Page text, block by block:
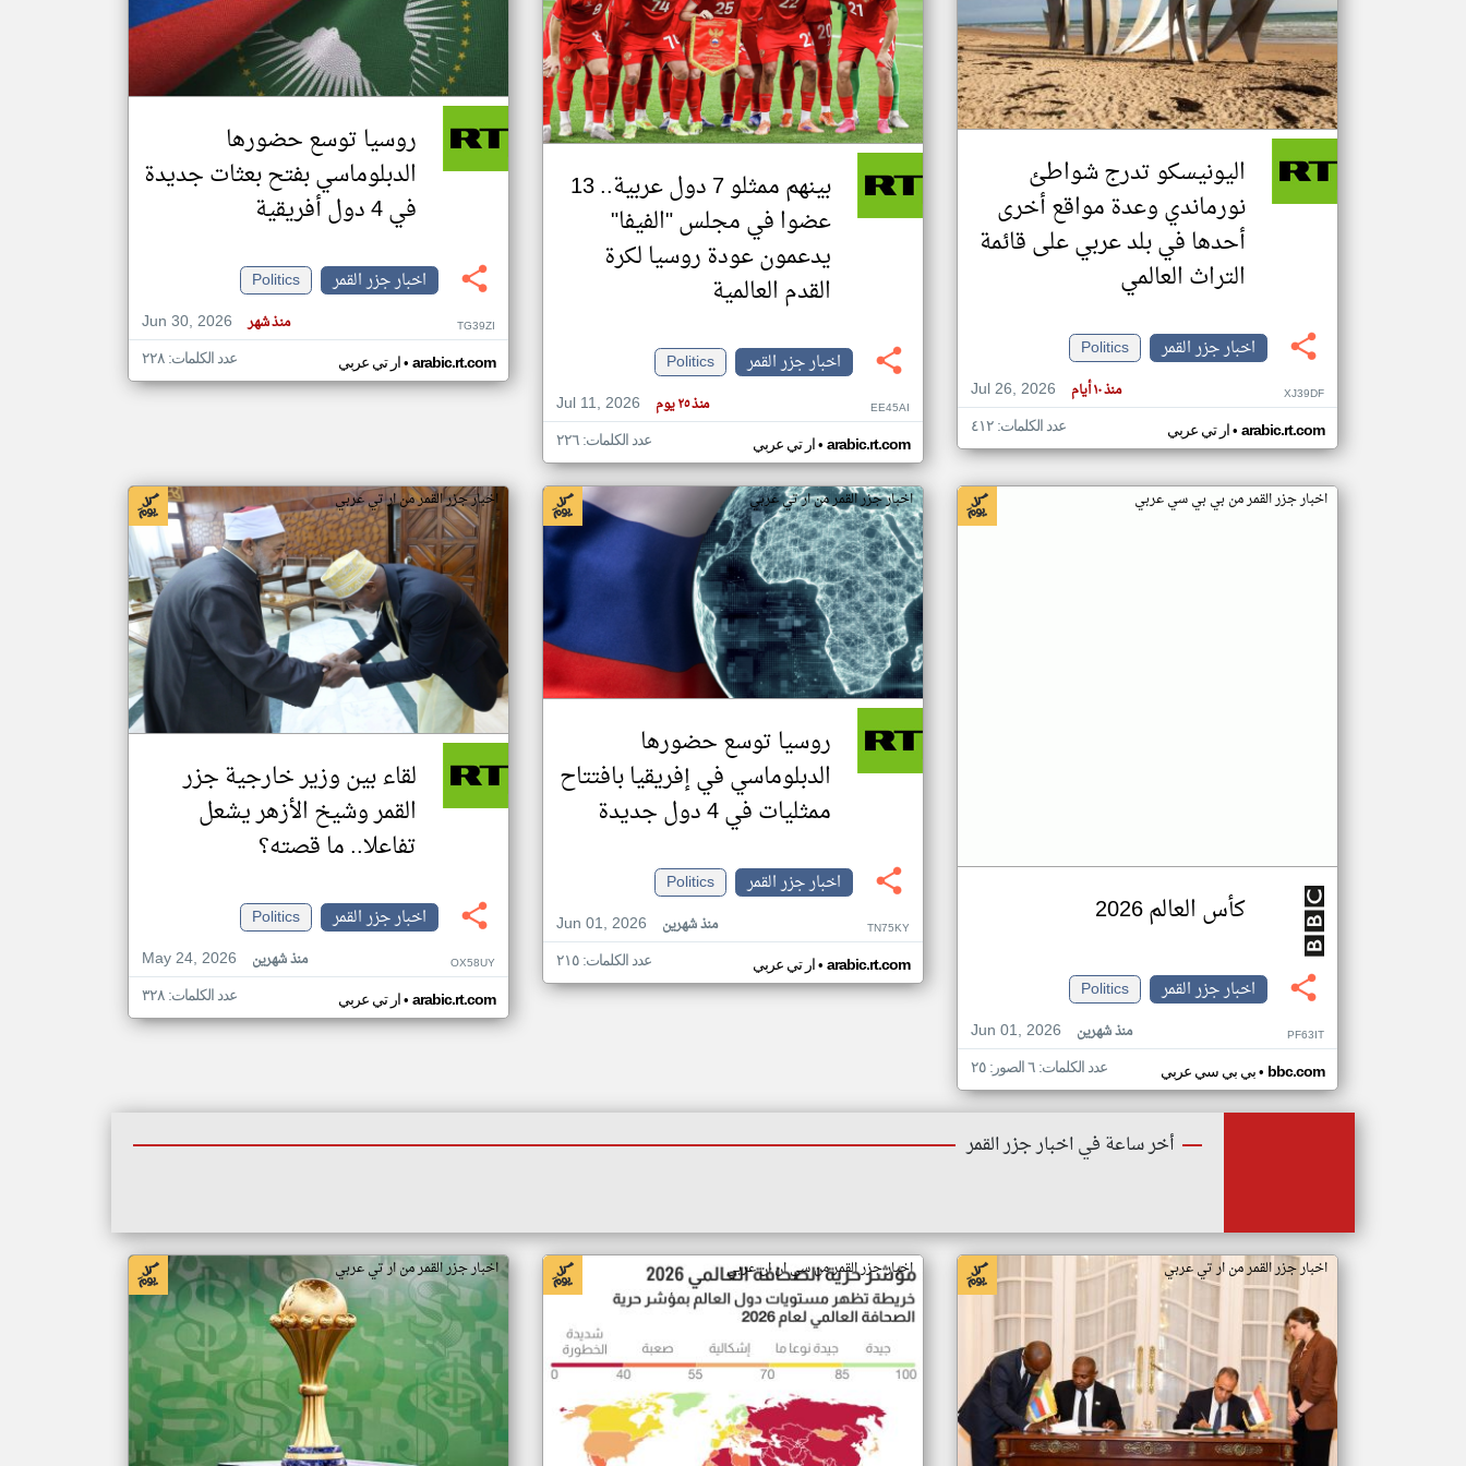
تغيير الدولة
اخبار جزر القمر على مدار الساعة
أهم اخبار جزر القمر العاجلة والمباشرة
اليونيسكو تدرج شواطئ
نورماندي وعدة مواقع أخرى
أحدها في بلد عربي على قائمة
التراث العالمي
اخبار جزر القمر
Politics
Jul 26, 2026
منذ ١٠ أيام XJ39DF
ار تي عربي• arabic.rt.com عدد الكلمات: ٤١٢
بينهم ممثلو 7 دول عربية.. 13
عضوا في مجلس "الفيفا"
يدعمون عودة روسيا لكرة
القدم العالمية
اخبار جزر القمر
Politics
Jul 11, 2026
منذ ٢٥ يوم EE45AI
ار تي عربي• arabic.rt.com عدد الكلمات: ٢٢٦
روسيا توسع حضورها
الدبلوماسي بفتح بعثات جديدة
في 4 دول أفريقية
اخبار جزر القمر
Politics
Jun 30, 2026
منذ شهر TG39ZI
ار تي عربي• arabic.rt.com عدد الكلمات: ٢٢٨
اخبار جزر القمر من بي بي سي عربي
كأس العالم 2026
اخبار جزر القمر
Politics
Jun 01, 2026
منذ شهرين PF63IT
بي بي سي عربي• bbc.com عدد الكلمات: ٦ الصور: ٢٥
اخبار جزر القمر من ار تي عربي
روسيا توسع حضورها
الدبلوماسي في إفريقيا بافتتاح
ممثليات في 4 دول جديدة
اخبار جزر القمر
Politics
Jun 01, 2026
منذ شهرين TN75KY
ار تي عربي• arabic.rt.com عدد الكلمات: ٢١٥
اخبار جزر القمر من ار تي عربي
لقاء بين وزير خارجية جزر
القمر وشيخ الأزهر يشعل
تفاعلا.. ما قصته؟
اخبار جزر القمر
Politics
May 24, 2026
منذ شهرين OX58UY
ار تي عربي• arabic.rt.com عدد الكلمات: ٣٢٨
أخر ساعة في اخبار جزر القمر
اخبار جزر القمر من ار تي عربي اخبار جزر القمر من سي ان ان عربي اخبار جزر القمر من ار تي عربي
klyoum.com